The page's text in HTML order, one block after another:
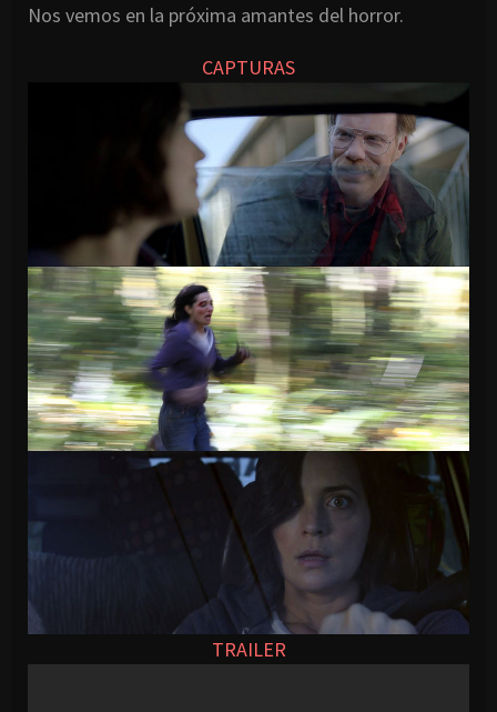
Nos vemos en la próxima amantes del horror.
CAPTURAS
TRAILER